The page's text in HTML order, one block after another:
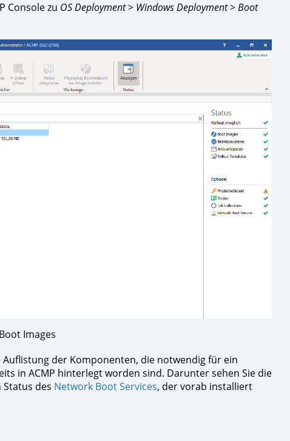
Console zu OS Deployment > Windows Deployment > Boot
Images
Auflistung der Komponenten, die notwendig für ein
in ACMP hinterlegt worden sind. Darunter sehen Sie die
des Network Boot Services, der vorab installiert